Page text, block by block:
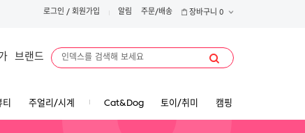
로그인 / 회원가입 알림 주문/배송 장바구니 0
브랜드
티 주얼리/시계 Cat&Dog 토이/취미 캠핑